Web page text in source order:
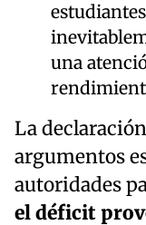
una
La
argumentos
autoridades
el déficit